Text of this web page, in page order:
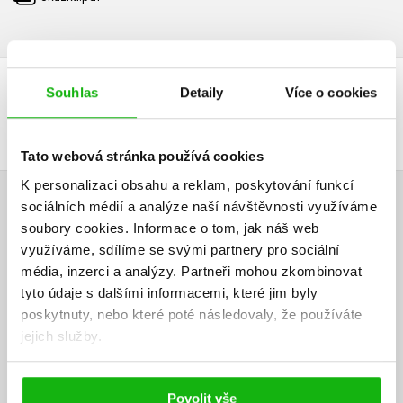
Souhlas Detaily Více o cookies
Tato webová stránka používá cookies
K personalizaci obsahu a reklam, poskytování funkcí
sociálních médií a analýze naší návštěvnosti využíváme
soubory cookies. Informace o tom, jak náš web
využíváme, sdílíme se svými partnery pro sociální
média, inzerci a analýzy. Partneři mohou zkombinovat
tyto údaje s dalšími informacemi, které jim byly
poskytnuty, nebo které poté následovaly, že používáte
jejich služby.
Povolit vše
DALŠÍ TITULY Z ŘADY "KAMBIONI"
HODNOCENÍ ČTENÁŘŮ
V současné době nejsou vytvořena žádná uživatelská hodnocení.
Vaše hodnocení
Uživatelskou recenzi mohou vkládat pouze registrovaní uživatelé
Přihlásit